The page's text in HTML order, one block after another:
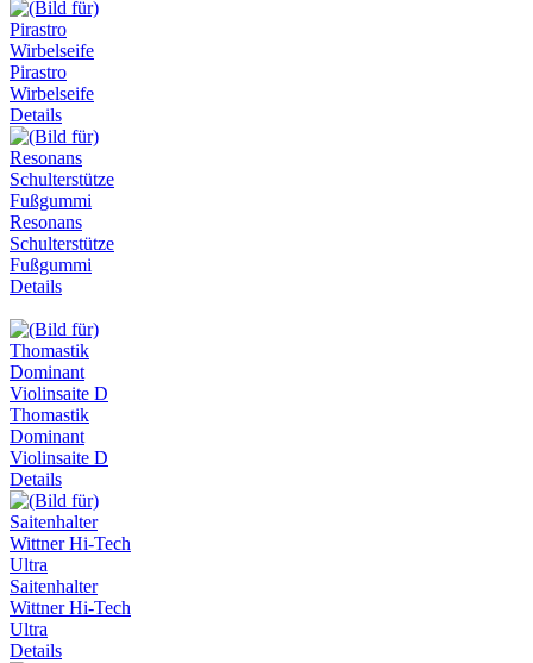
Pirastro
Wirbelseife
Details
Resonans
Schulterstütze
Fußgummi
Details
Thomastik
Dominant
Violinsaite D
Details
Saitenhalter
Wittner Hi-Tech
Ultra
Details